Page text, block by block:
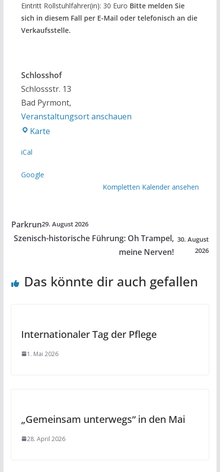
Eintritt Rollstuhlfahrer(in): 30 Euro Bitte melden Sie
sich in diesem Fall per E-Mail oder telefonisch an die
Verkaufsstelle.
Schlosshof
Schlossstr. 13
Bad Pyrmont,
Veranstaltungsort anschauen
KarteSchlosshof
iCal
Google
Kompletten Kalender ansehen
Parkrun29. August 2026
Szenisch-historische Führung: Oh Trampel,
meine Nerven!
30. August
2026
Das könnte dir auch gefallen
Internationaler Tag der Pflege
1. Mai 2026
„Gemeinsam unterwegs“ in den Mai
28. April 2026